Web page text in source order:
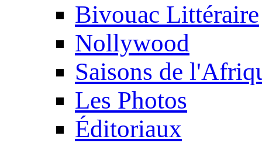
Bivouac Littéraire
Nollywood
Saisons de
Les Photos
Éditoriaux